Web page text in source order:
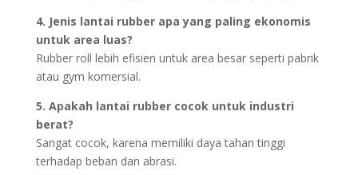
4. Jenis lantai rubber apa yang paling ekonomis
untuk area luas?
Rubber roll lebih efisien untuk area besar seperti pabrik
atau gym komersial.
5. Apakah lantai rubber cocok untuk industri
berat?
Sangat cocok, karena memiliki daya tahan tinggi
terhadap beban dan abrasi.